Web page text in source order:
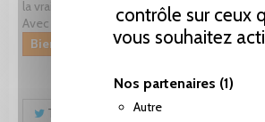
contrôle sur ceux
vous souhaitez
Nos partenaires (1)
Autre
la vraisemblance ; l`utilisation de l`Histoire ;
Avec une importante bibliographie.
Bientôt disponible
Tweet Partager